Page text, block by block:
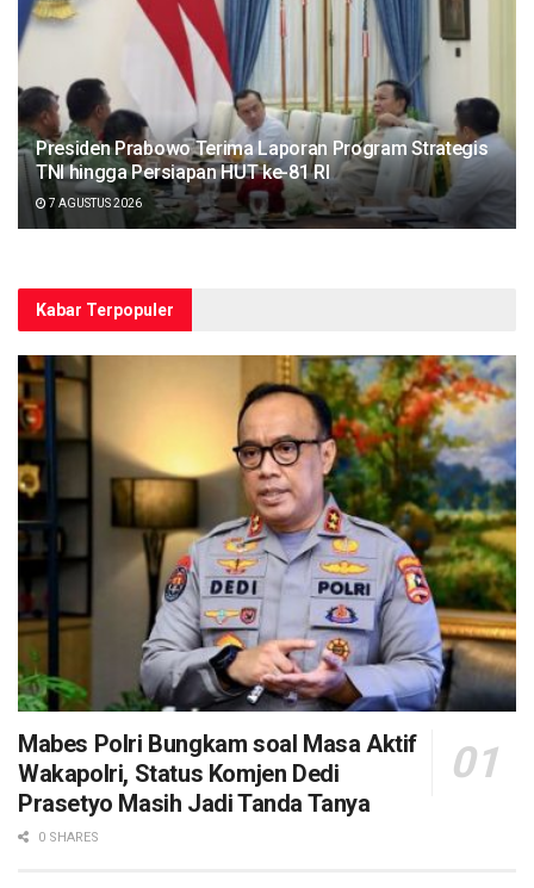
Presiden Prabowo Terima Laporan Program Strategis
TNI hingga Persiapan HUT ke-81 RI
7 AGUSTUS 2026
Kabar Terpopuler
Mabes Polri Bungkam soal Masa Aktif
Wakapolri, Status Komjen Dedi
Prasetyo Masih Jadi Tanda Tanya
0 SHARES